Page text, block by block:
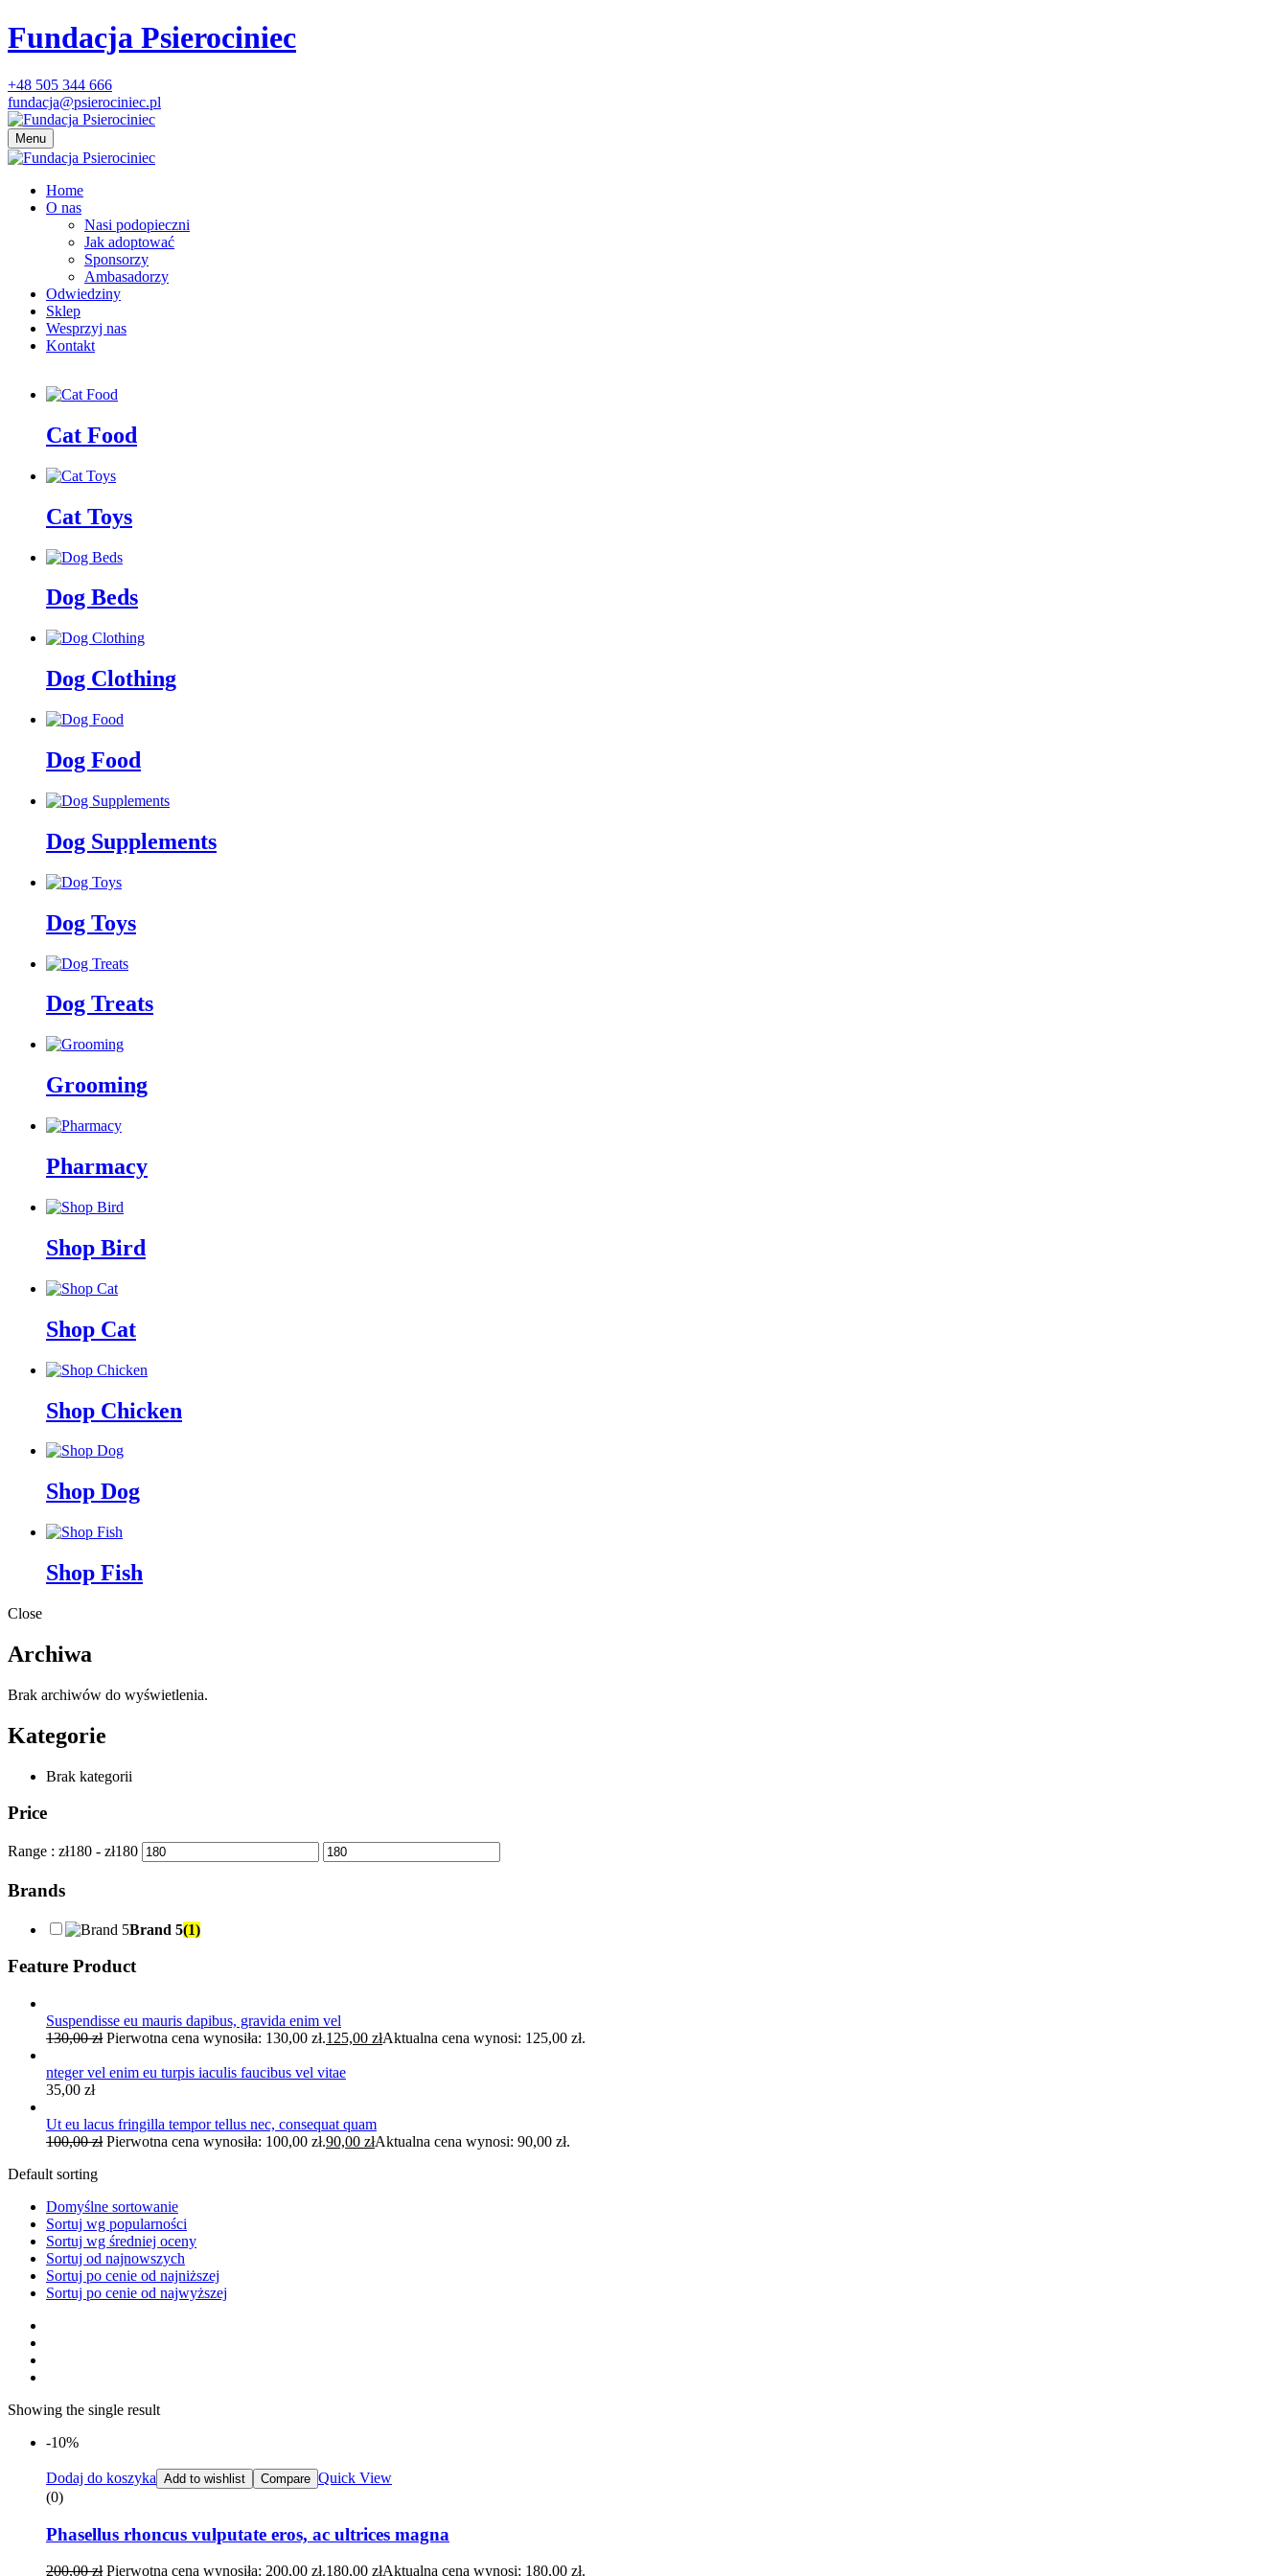
Fundacja Psierociniec
+48 505 344 666
fundacja@psierociniec.pl
Menu
Home
O nas
Nasi podopieczni
Jak adoptować
Sponsorzy
Ambasadorzy
Odwiedziny
Sklep
Wesprzyj nas
Kontakt
Cat Food
Cat Toys
Dog Beds
Dog Clothing
Dog Food
Dog Supplements
Dog Toys
Dog Treats
Grooming
Pharmacy
Shop Bird
Shop Cat
Shop Chicken
Shop Dog
Shop Fish
Close
Archiwa
Brak archiwów do wyświetlenia.
Kategorie
Brak kategorii
Price
Range : zł180 - zł180
Brands
Brand 5(1)
Feature Product
Suspendisse eu mauris dapibus, gravida enim vel
130,00zł Pierwotna cena wynosiła: 130,00 zł.125,00 złAktualna cena wynosi: 125,00 zł.
nteger vel enim eu turpis iaculis faucibus vel vitae
35,00 zł
Ut eu lacus fringilla tempor tellus nec, consequat quam
100,00zł Pierwotna cena wynosiła: 100,00 zł.90,00 złAktualna cena wynosi: 90,00 zł.
Default sorting
Domyślne sortowanie
Sortuj wg popularności
Sortuj wg średniej oceny
Sortuj od najnowszych
Sortuj po cenie od najniższej
Sortuj po cenie od najwyższej
Showing the single result
-10%
Dodaj do koszyka Add to wishlist Compare Quick View
(0)
Phasellus rhoncus vulputate eros, ac ultrices magna
200,00zł Pierwotna cena wynosiła: 200,00 zł.180,00 złAktualna cena wynosi: 180,00 zł.